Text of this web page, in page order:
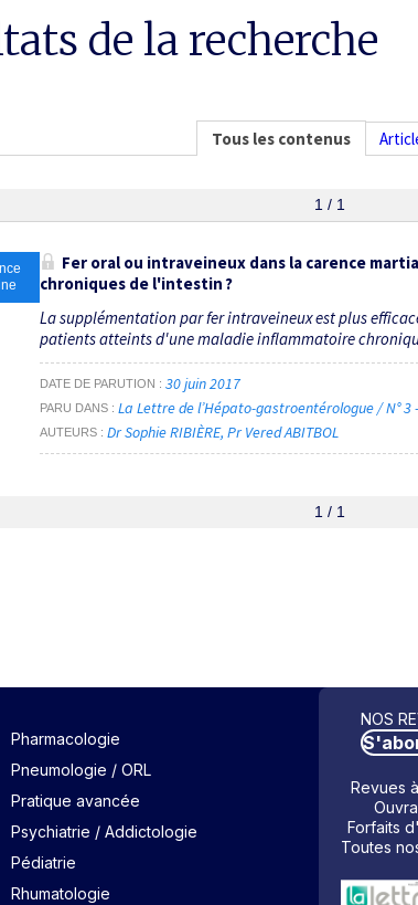
de la recherche
Tous les contenus
1 / 1
Fer oral ou intraveineux dans la carence
chroniques de l'intestin ?
La supplémentation par fer intraveineux est plus
patients atteints d'une maladie inflammatoire
DATE DE PARUTION 30 juin 2017
PARU DANS La Lettre de l’Hépato-gastroentérologue / N° 3
AUTEURS Dr Sophie RIBIÈRE Pr Vered ABITBOL
1 / 1
Pharmacologie
Pneumologie / ORL
Pratique avancée
Psychiatrie / Addictologie
Pédiatrie
Rhumatologie
NOS
Revues
Forfaits
Toutes